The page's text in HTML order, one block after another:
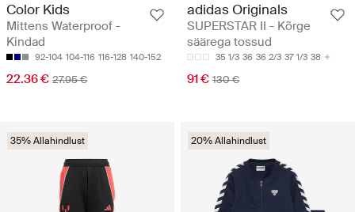
Color Kids
Mittens Waterproof -
Kindad
92-104 104-116 116-128 140-152
22.36 € 27.95 €
adidas Originals
SUPERSTAR II - Kõrge
säärega tossud
35 1/3 36 36 2/3 37 1/3 38
91 € 130 €
35% Allahindlust 20% Allahindlust